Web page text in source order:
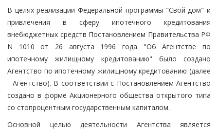
В целях реализации Федеральной программы "Свой дом" и
привлечения в сферу ипотечного кредитования
внебюджетных средств Постановлением Правительства РФ
N 1010 от 26 августа 1996 года "Об Агентстве по
ипотечному жилищному кредитованию" было создано
Агентство по ипотечному жилищному кредитованию (далее
- Агентство). В соответствии с Постановлением Агентство
создано в форме Акционерного общества открытого типа
со стопроцентным государственным капиталом.
Основной целью деятельности Агентства является